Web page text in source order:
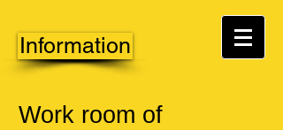
Information
Work room of